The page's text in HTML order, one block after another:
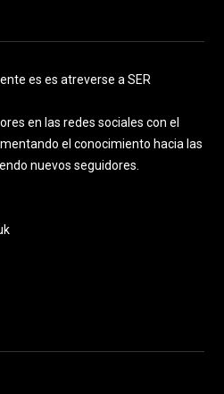
es es atreverse a SER
en las redes sociales con el
el conocimiento hacia las
nuevos seguidores.